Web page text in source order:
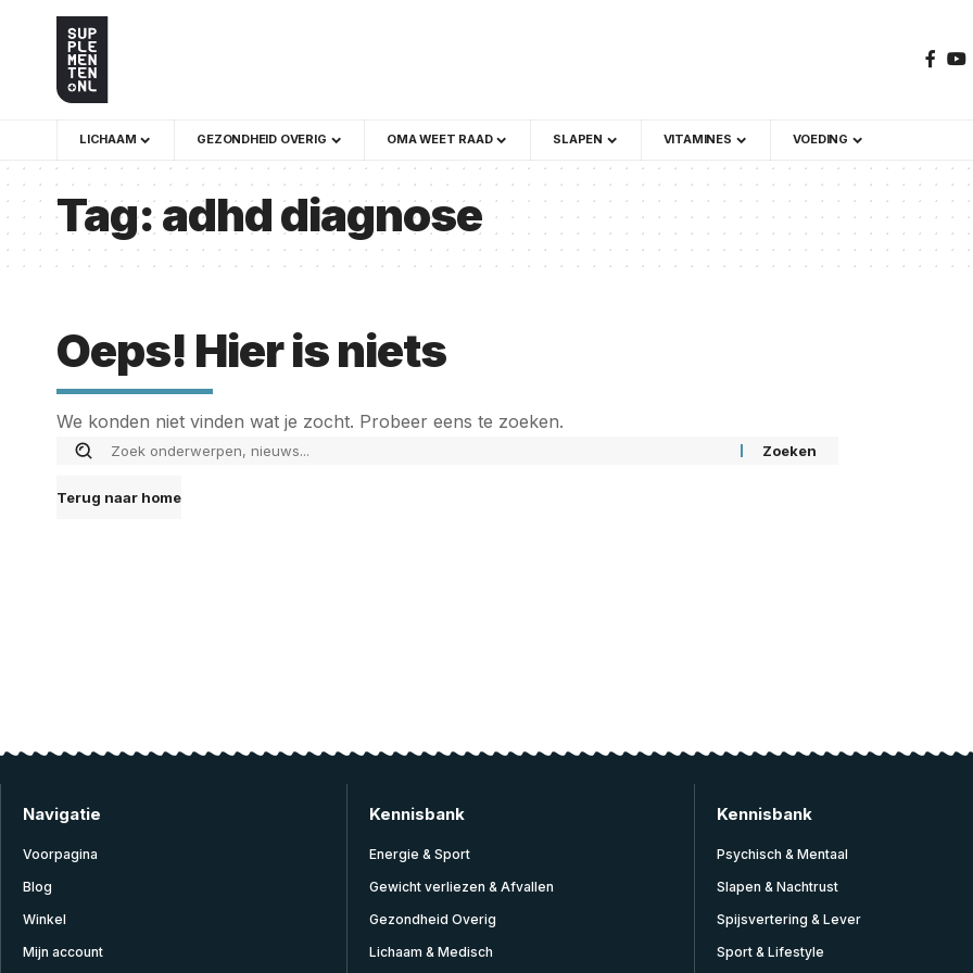
LICHAAM GEZONDHEID OVERIG OMA WEET RAAD SLAPEN VITAMINES VOEDING
Tag:adhd diagnose
Oeps! Hier is niets
We konden niet vinden wat je zocht. Probeer eens te zoeken.
Terug naar home
Navigatie
Voorpagina
Blog
Winkel
Mijn account
Kennisbank
Energie & Sport
Gewicht verliezen & Afvallen
Gezondheid Overig
Lichaam & Medisch
Kennisbank
Psychisch & Mentaal
Slapen & Nachtrust
Spijsvertering & Lever
Sport & Lifestyle